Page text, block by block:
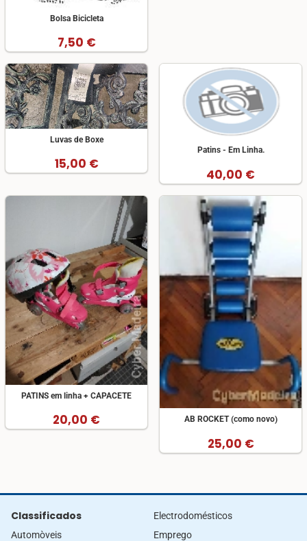
Bolsa Bicicleta
7,50 €
Luvas de Boxe
15,00 €
Patins - Em Linha.
40,00 €
PATINS em linha + CAPACETE
20,00 € AB ROCKET (como novo)
25,00 €
Classificados
Automòveis
Electrodomésticos
Emprego